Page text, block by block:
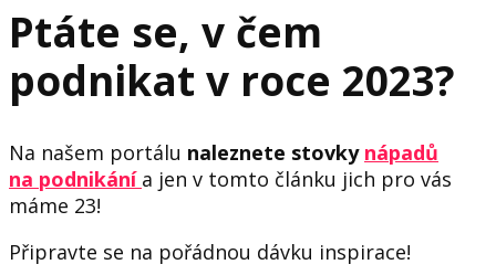
Ptáte se, v čem
podnikat v roce 2023?
Na našem portálu naleznete stovky nápadů
na podnikání a jen v tomto článku jich pro vás
máme 23!
Připravte se na pořádnou dávku inspirace!